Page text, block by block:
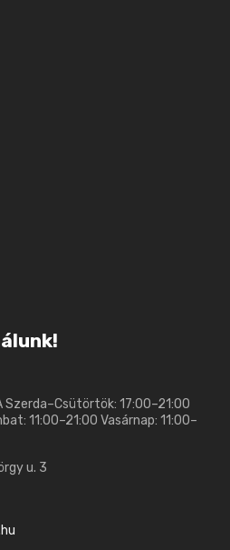
Szerda–Csütörtök: 17:00–21:00
11:00–21:00 Vasárnap: 11:00–
u. 3